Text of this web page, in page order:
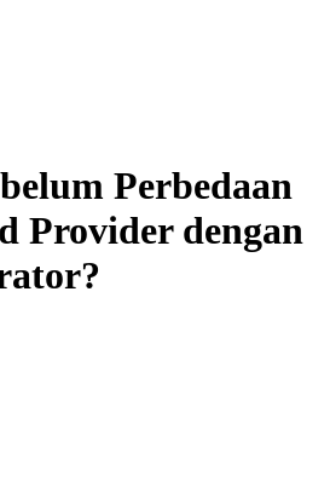
Perbedaan
Provider dengan